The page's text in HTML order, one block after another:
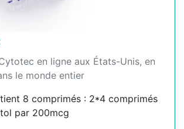
en ligne aux États-Unis, en
le monde entier
8 comprimés : 2*4 comprimés
par 200mcg